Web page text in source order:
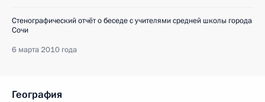
Стенографический отчёт о беседе с учителями средней школы города
Сочи
6 марта 2010 года
География